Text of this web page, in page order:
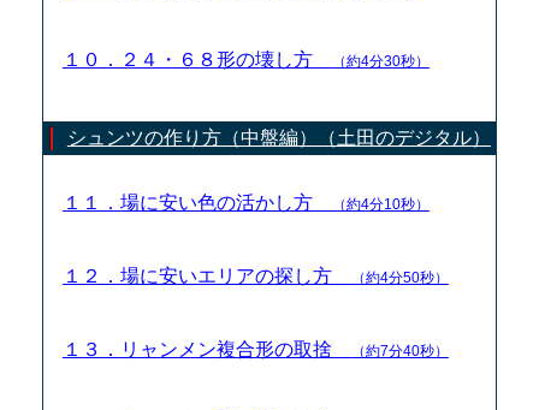
１０．２４・６８形の壊し方 （約4分30秒）
シュンツの作り方（中盤編）（土田のデジタル）
１１．場に安い色の活かし方 （約4分10秒）
１２．場に安いエリアの探し方 （約4分50秒）
１３．リャンメン複合形の取捨 （約7分40秒）